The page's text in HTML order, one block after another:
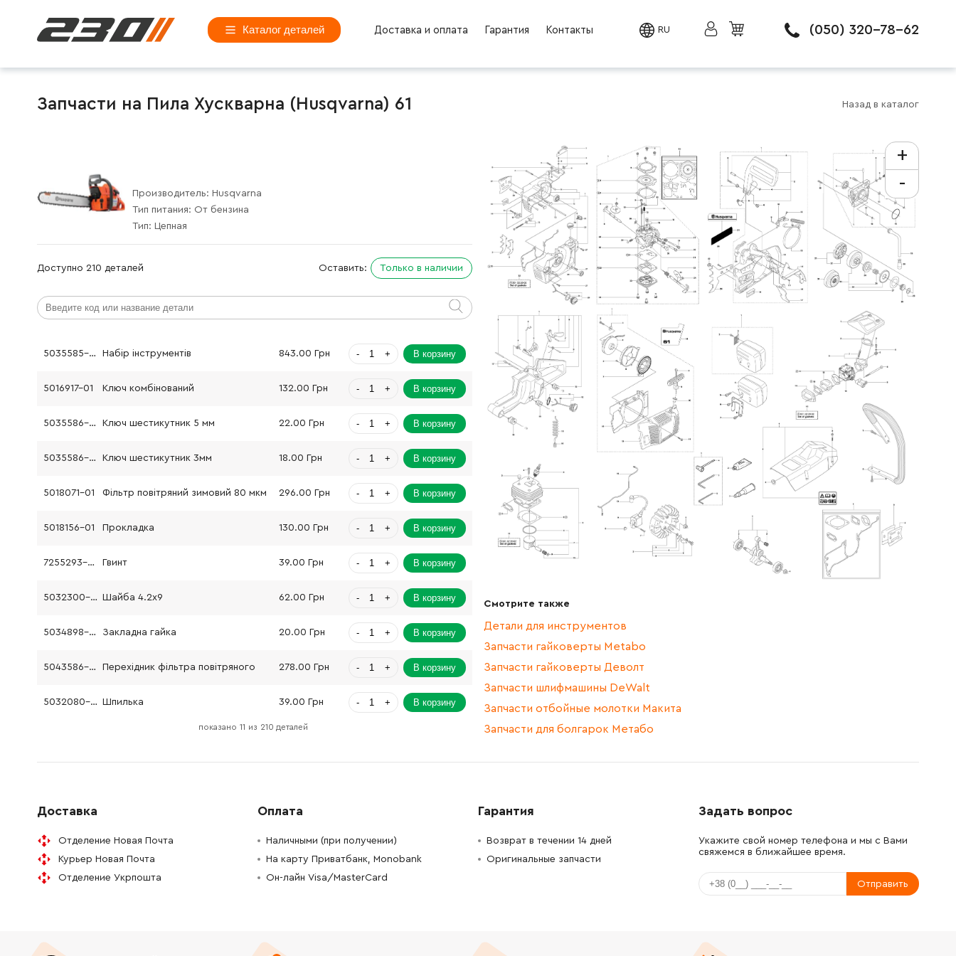
Каталог деталей Доставка и оплата Гарантия Контакты RU (050) 320-78-62
Запчасти на Пила Хускварна (Husqvarna) 61 Назад в каталог
Производитель: Husqvarna
Тип питания: От бензина
Тип: Цепная
Доступно 210 деталей Оставить: Только в наличии
5035585-01 Набір інструментів 843.00 Грн - + В корзину
5016917-01 Ключ комбінований 132.00 Грн - + В корзину
5035586-02 Ключ шестикутник 5 мм 22.00 Грн - + В корзину
5035586-01 Ключ шестикутник 3мм 18.00 Грн - + В корзину
5018071-01 Фільтр повітряний зимовий 80 мкм 296.00 Грн - + В корзину
5018156-01 Прокладка 130.00 Грн - + В корзину
7255293-56 Гвинт 39.00 Грн - + В корзину
5032300-01 Шайба 4.2х9 62.00 Грн - + В корзину
5034898-01 Закладна гайка 20.00 Грн - + В корзину
5043586-10 Перехідник фільтра повітряного 278.00 Грн - + В корзину
5032080-06 Шпилька 39.00 Грн - + В корзину
5743316-01
5012964-02 Прокладка 102.00 Грн - +
5015338-03 Адаптер карбюратора 315.00 Грн - +
5036103-01
показано 11 из 210 деталей
+
-
Смотрите также
Детали для инструментов
Запчасти гайковерты Metabo
Запчасти гайковерты Деволт
Запчасти шлифмашины DeWalt
Запчасти отбойные молотки Макита
Запчасти для болгарок Метабо
Доставка
Отделение Новая Почта
Курьер Новая Почта
Отделение Укрпошта
Оплата
Наличными (при получении)
На карту Приватбанк, Monobank
Он-лайн Visa/MasterCard
Гарантия
Возврат в течении 14 дней
Оригинальные запчасти
Задать вопрос
Укажите свой номер телефона и мы с Вами
свяжемся в ближайшее время.
Отправить